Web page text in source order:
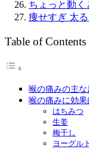
ちょっと動
痩せすぎ 太
Table of Contents
喉の痛みの主な
喉の痛みに効
はちみつ
生姜
梅干し
ヨーグルト